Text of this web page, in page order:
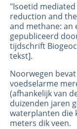
"Isoetid
reduction and
and methane: an
gepubliceerd
tijdschrift
tekst].
Noorwegen
voedselarme
(afhankelijk van
duizenden jaren
waterplanten die
meters dik veen.